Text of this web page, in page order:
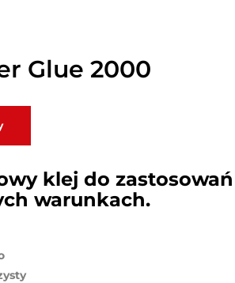
Glue 2000
klej do
warunkach.